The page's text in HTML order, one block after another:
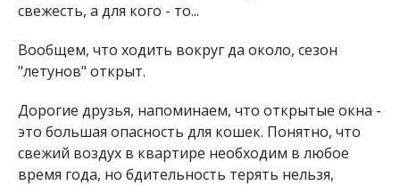
свежесть, а для кого - то...
Вообщем, что ходить вокруг да около, сезон
"летунов" открыт.
Дорогие друзья, напоминаем, что открытые окна -
это большая опасность для кошек. Понятно, что
свежий воздух в квартире необходим в любое
время года, но бдительность терять нельзя,